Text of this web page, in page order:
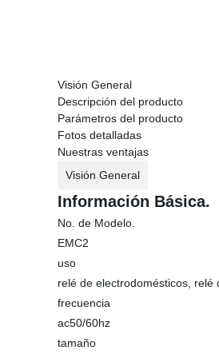
Visión General
Descripción del producto
Parámetros del producto
Fotos detalladas
Nuestras ventajas
Visión General
Información Básica.
No. de Modelo.
EMC2
uso
relé de electrodomésticos, relé
frecuencia
ac50/60hz
tamaño